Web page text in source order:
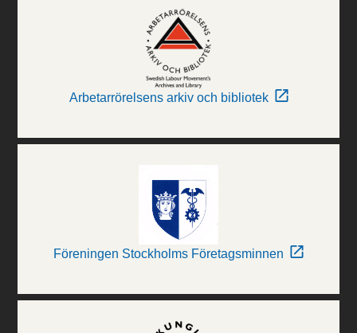
Arbetarrörelsens arkiv och bibliotek
Föreningen Stockholms Företagsminnen